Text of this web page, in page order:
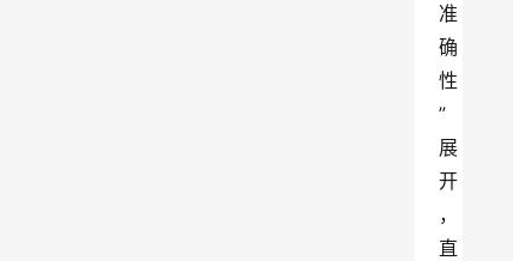
准
确
性
”
展
开
，
直